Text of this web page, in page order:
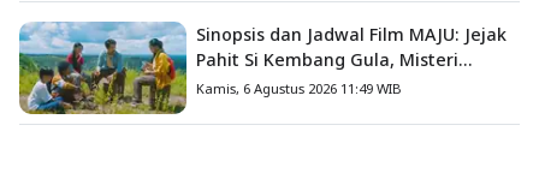
Sinopsis dan Jadwal Film MAJU: Jejak
Pahit Si Kembang Gula, Misteri
Hilangnya Bagas di Lokasi Jambore
Kamis, 6 Agustus 2026 11:49 WIB